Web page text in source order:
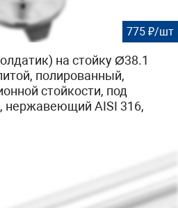
775 ₽/шт
на стойку Ø38.1
полированный,
стойкости, под
нержавеющий AISI 316,